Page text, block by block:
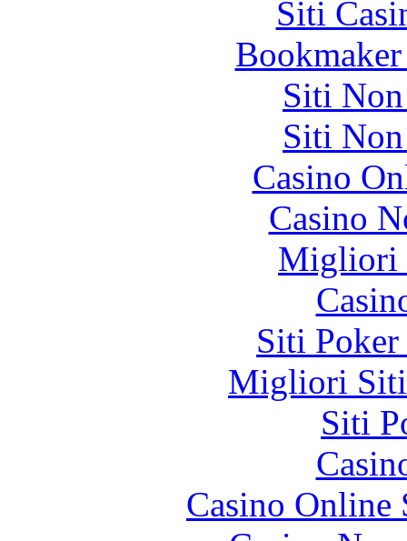
Siti
Siti
Siti
Casino
Casino
Migliori
Siti
Migliori Siti
Siti
Casino